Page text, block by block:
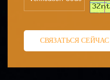
СВЯЗАТЬСЯ СЕЙЧАС